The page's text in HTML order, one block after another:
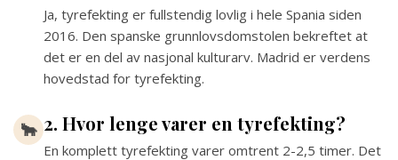
Ja, tyrefekting er fullstendig lovlig i hele Spania siden
2016. Den spanske grunnlovsdomstolen bekreftet at
det er en del av nasjonal kulturarv. Madrid er verdens
hovedstad for tyrefekting.
🐂 2. Hvor lenge varer en tyrefekting?
En komplett tyrefekting varer omtrent 2-2,5 timer. Det